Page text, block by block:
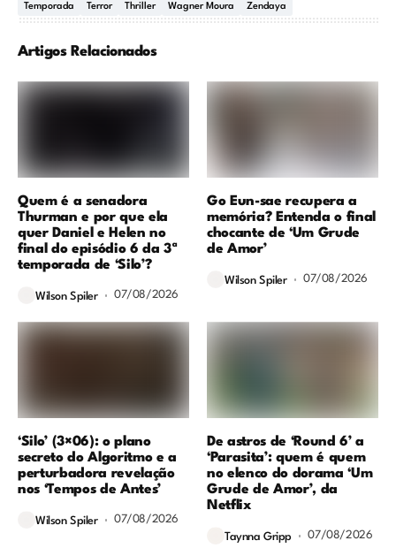
Temporada Terror Thriller Wagner Moura Zendaya
Artigos Relacionados
Quem é a senadora
Thurman e por que ela
quer Daniel e Helen no
final do episódio 6 da 3ª
temporada de ‘Silo’?
Wilson Spiler 07/08/2026
Go Eun-sae recupera a
memória? Entenda o final
chocante de ‘Um Grude
de Amor’
Wilson Spiler 07/08/2026
‘Silo’ (3×06): o plano
secreto do Algoritmo e a
perturbadora revelação
nos ‘Tempos de Antes’
Wilson Spiler 07/08/2026
De astros de ‘Round 6’ a
‘Parasita’: quem é quem
no elenco do dorama ‘Um
Grude de Amor’, da
Netflix
Taynna Gripp 07/08/2026